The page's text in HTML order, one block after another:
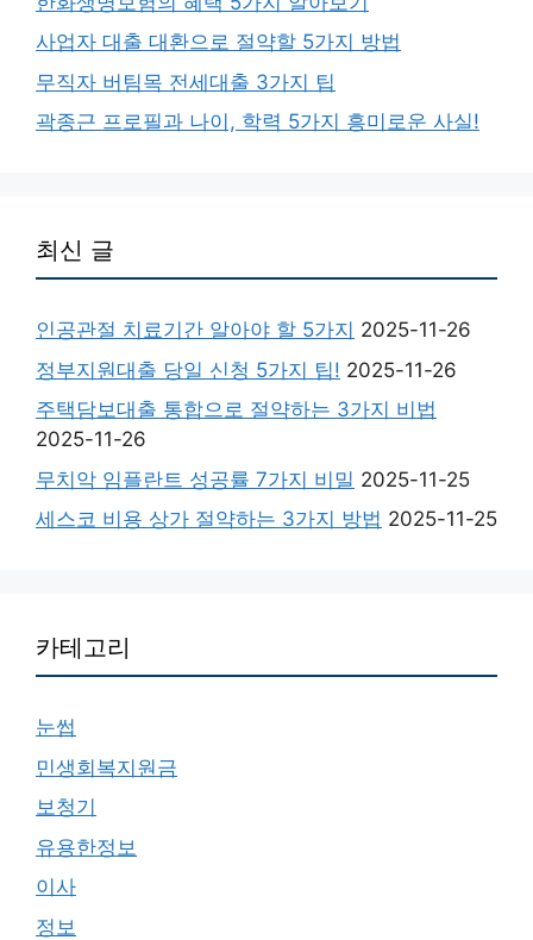
사업자 대출 대환으로 절약할 5가지 방법
무직자 버팀목 전세대출 3가지 팁
곽종근 프로필과 나이, 학력 5가지 흥미로운 사실!
최신 글
인공관절 치료기간 알아야 할 5가지 2025-11-26
정부지원대출 당일 신청 5가지 팁! 2025-11-26
주택담보대출 통합으로 절약하는 3가지 비법
2025-11-26
무치악 임플란트 성공률 7가지 비밀 2025-11-25
세스코 비용 상가 절약하는 3가지 방법 2025-11-25
카테고리
눈썹
민생회복지원금
보청기
유용한정보
이사
정보